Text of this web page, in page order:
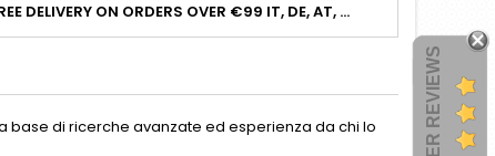
DELIVERY ON ORDERS OVER €99 IT, DE, AT, ...
base di ricerche avanzate ed esperienza da chi lo